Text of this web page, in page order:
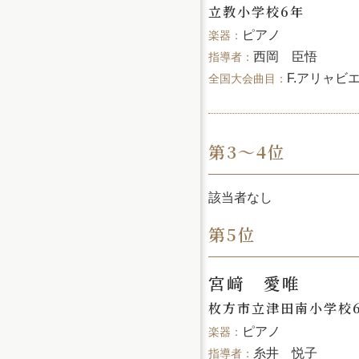
立教小学校6年
ピアノ
西岡 臣悟
F.アリャビ
第3～4位
該当者なし
第5位
宮﨑 愛唯
枚方市立津田南小学校
ピアノ
糸井 悦子